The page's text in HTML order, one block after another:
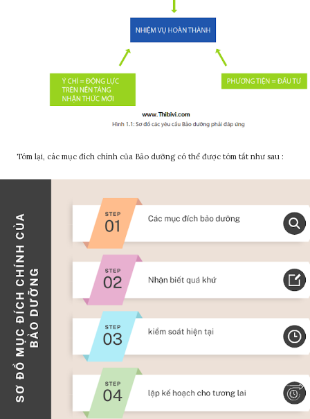
Tóm lại, các mục đích chính của Bảo dưỡng có thể được tóm tắt như sau :